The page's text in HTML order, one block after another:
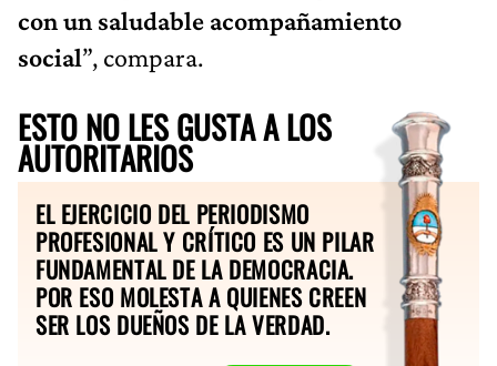
con un saludable acompañamiento
social”, compara.
ESTO NO LES GUSTA A LOS
AUTORITARIOS
EL EJERCICIO DEL PERIODISMO
PROFESIONAL Y CRÍTICO ES UN PILAR
FUNDAMENTAL DE LA DEMOCRACIA.
POR ESO MOLESTA A QUIENES CREEN
SER LOS DUEÑOS DE LA VERDAD.